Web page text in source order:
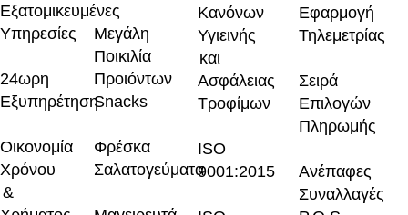
Εξατομικευμένες
Υπηρεσίες
24ωρη
Εξυπηρέτηση
Οικονομία
Χρόνου
&
Μεγάλη
Ποικιλία
Προιόντων
Snacks
Φρέσκα
Σαλατογεύματα
Κανόνων
Υγιεινής
και
Ασφάλειας
Τροφίμων
ISO
9001:2015
Εφαρμογή
Τηλεμετρίας
Σειρά
Επιλογών
Πληρωμής
Ανέπαφες
Συναλλαγές